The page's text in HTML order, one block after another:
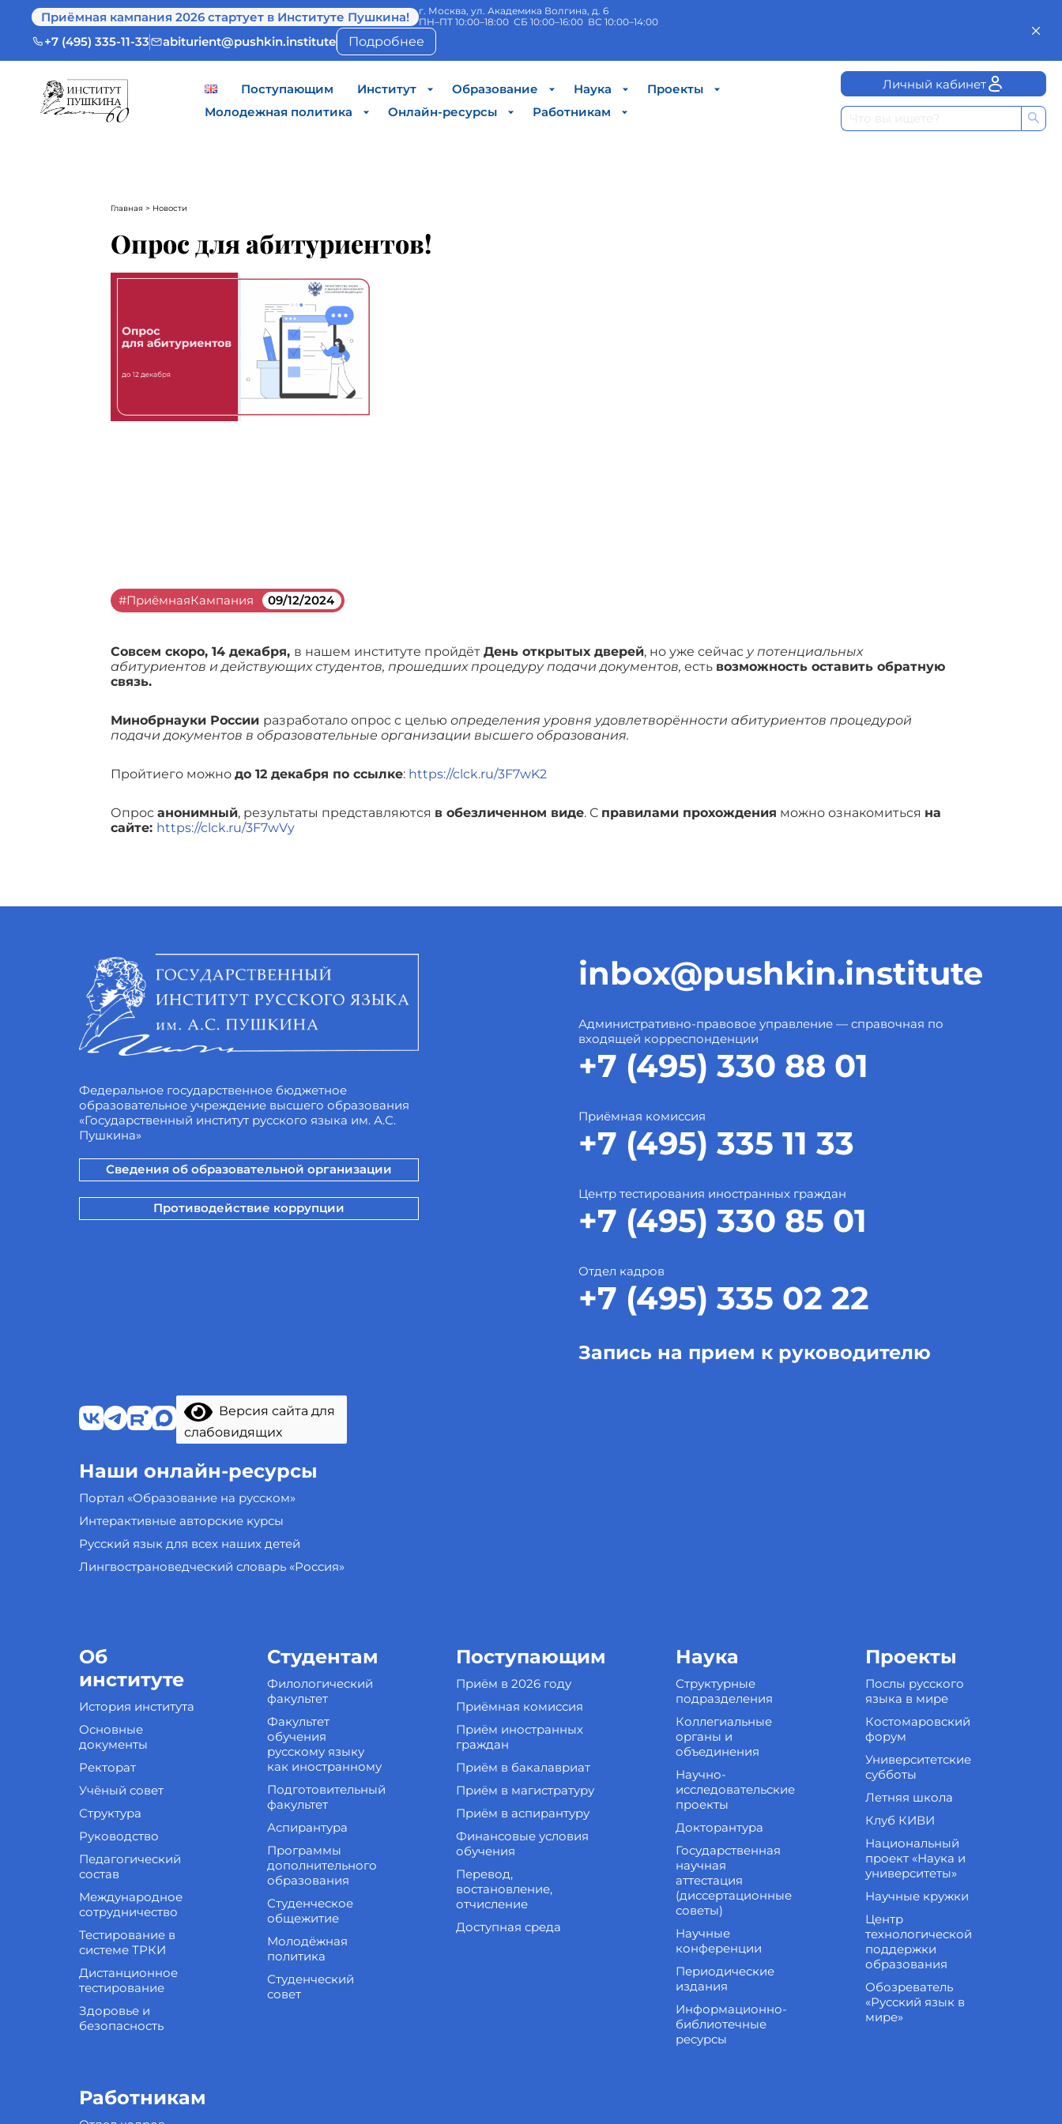
Приёмная кампания 2026 стартует в Институте Пушкина!
г. Москва, ул. Академика Волгина, д. 6
ПН–ПТ 10:00–18:00 СБ 10:00–16:00 ВС 10:00–14:00
+7 (495) 335-11-33 abiturient@pushkin.institute Подробнее
Поступающим Институт Образование Наука
Проекты
Молодежная политика
Онлайн-ресурсы Работникам
Личный кабинет
Главная > Новости
Опрос для абитуриентов!
#ПриёмнаяКампания 09/12/2024
Совсем скоро, 14 декабря, в нашем институте пройдёт День открытых дверей, но уже сейчас у потенциальных
абитуриентов и действующих студентов, прошедших процедуру подачи документов, есть возможность оставить обратную
связь.
Минобрнауки России разработало опрос с целью определения уровня удовлетворённости абитуриентов процедурой
подачи документов в образовательные организации высшего образования.
Пройтиего можно до 12 декабря по ссылке: https://clck.ru/3F7wK2
Опрос анонимный, результаты представляются в обезличенном виде. С правилами прохождения можно ознакомиться на
сайте: https://clck.ru/3F7wVy
Федеральное государственное бюджетное
образовательное учреждение высшего образования
«Государственный институт русского языка им. А.С.
Пушкина»
Сведения об образовательной организации
Противодействие коррупции
inbox@pushkin.institute
Административно-правовое управление — справочная по
входящей корреспонденции
+7 (495) 330 88 01
Приёмная комиссия
+7 (495) 335 11 33
Центр тестирования иностранных граждан
+7 (495) 330 85 01
Отдел кадров
+7 (495) 335 02 22
Запись на прием к руководителю
Версия сайта для
слабовидящих
Наши онлайн-ресурсы
Портал «Образование на русском»
Интерактивные авторские курсы
Русский язык для всех наших детей
Лингвострановедческий словарь «Россия»
Об
институте
История института
Основные
документы
Ректорат
Учёный совет
Структура
Руководство
Педагогический
состав
Международное
сотрудничество
Тестирование в
системе ТРКИ
Дистанционное
тестирование
Здоровье и
безопасность
Студентам
Филологический
факультет
Факультет
обучения
русскому языку
как иностранному
Подготовительный
факультет
Аспирантура
Программы
дополнительного
образования
Студенческое
общежитие
Молодёжная
политика
Студенческий
совет
Поступающим
Приём в 2026 году
Приёмная комиссия
Приём иностранных
граждан
Приём в бакалавриат
Приём в магистратуру
Приём в аспирантуру
Финансовые условия
обучения
Перевод,
востановление,
отчисление
Доступная среда
Наука
Структурные
подразделения
Коллегиальные
органы и
объединения
Научно-
исследовательские
проекты
Докторантура
Государственная
научная
аттестация
(диссертационные
советы)
Научные
конференции
Периодические
издания
Информационно-
библиотечные
ресурсы
Проекты
Послы русского
языка в мире
Костомаровский
форум
Университетские
субботы
Летняя школа
Клуб КИВИ
Национальный
проект «Наука и
университеты»
Научные кружки
Центр
технологической
поддержки
образования
Обозреватель
«Русский язык в
мире»
Работникам